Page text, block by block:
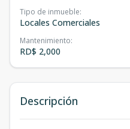
Tipo de inmueble:
Locales Comerciales
Mantenimiento:
RD$ 2,000
Descripción